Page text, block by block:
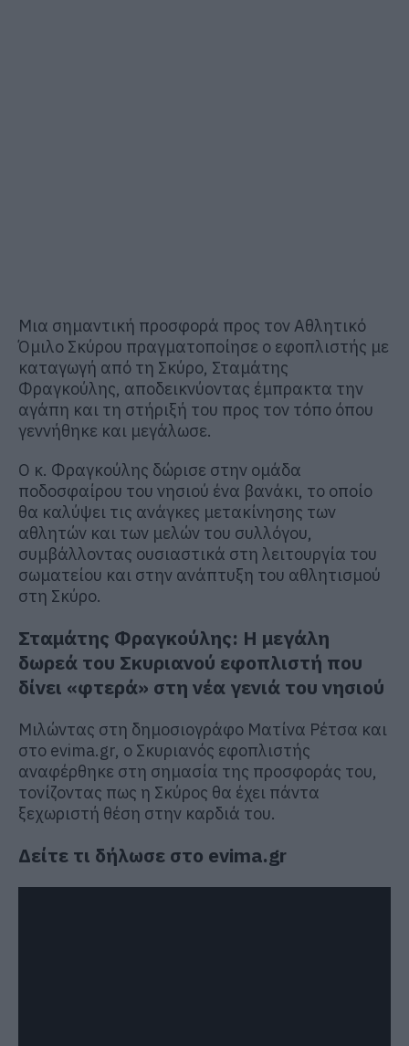
Μια σημαντική προσφορά προς τον Αθλητικό
Όμιλο Σκύρου πραγματοποίησε ο εφοπλιστής με
καταγωγή από τη Σκύρο, Σταμάτης
Φραγκούλης, αποδεικνύοντας έμπρακτα την
αγάπη και τη στήριξή του προς τον τόπο όπου
γεννήθηκε και μεγάλωσε.
Ο κ. Φραγκούλης δώρισε στην ομάδα
ποδοσφαίρου του νησιού ένα βανάκι, το οποίο
θα καλύψει τις ανάγκες μετακίνησης των
αθλητών και των μελών του συλλόγου,
συμβάλλοντας ουσιαστικά στη λειτουργία του
σωματείου και στην ανάπτυξη του αθλητισμού
στη Σκύρο.
Σταμάτης Φραγκούλης: Η μεγάλη
δωρεά του Σκυριανού εφοπλιστή που
δίνει «φτερά» στη νέα γενιά του νησιού
Μιλώντας στη δημοσιογράφο Ματίνα Ρέτσα και
στο evima.gr, ο Σκυριανός εφοπλιστής
αναφέρθηκε στη σημασία της προσφοράς του,
τονίζοντας πως η Σκύρος θα έχει πάντα
ξεχωριστή θέση στην καρδιά του.
Δείτε τι δήλωσε στο evima.gr